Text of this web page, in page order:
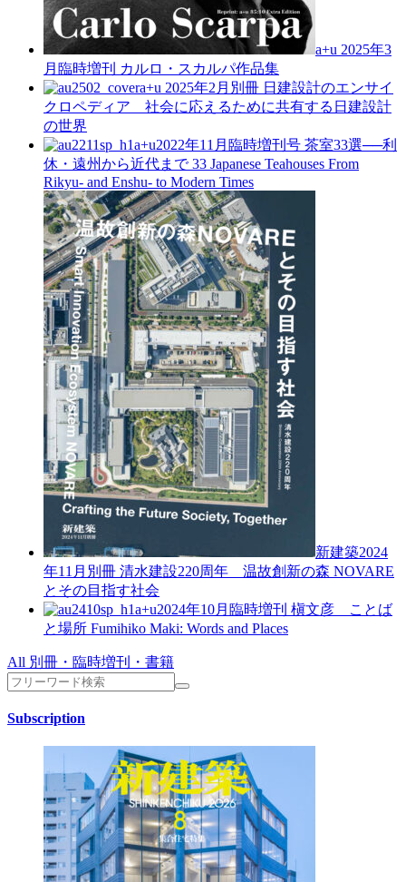
a+u 2025年3
月臨時増刊 カルロ・スカルパ作品集
a+u 2025年2月別冊 日建設計のエンサイ
クロペディア 社会に応えるために共有する日建設計
の世界
a+u2022年11月臨時増刊号 茶室33選──利
休・遠州から近代まで 33 Japanese Teahouses From
Rikyu- and Enshu- to Modern Times
新建築2024
年11月別冊 清水建設220周年 温故創新の森 NOVARE
とその目指す社会
a+u2024年10月臨時増刊 槇文彦 ことば
と場所 Fumihiko Maki: Words and Places
All 別冊・臨時増刊・書籍
Subscription